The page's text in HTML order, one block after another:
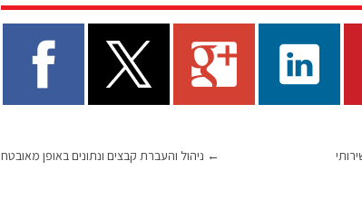
← ניהול והעברת קבצים ונתונים באופן מאובטח